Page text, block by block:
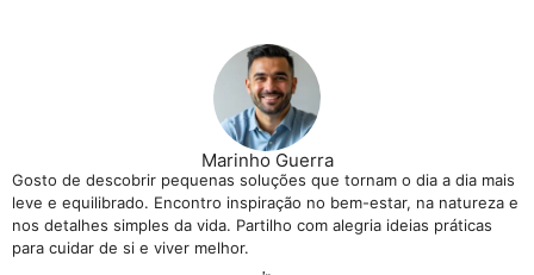
Marinho Guerra
Gosto de descobrir pequenas soluções que tornam o dia a dia mais
leve e equilibrado. Encontro inspiração no bem-estar, na natureza e
nos detalhes simples da vida. Partilho com alegria ideias práticas
para cuidar de si e viver melhor.